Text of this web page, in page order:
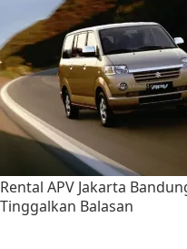
Rental APV Jakarta
Tinggalkan Balasan